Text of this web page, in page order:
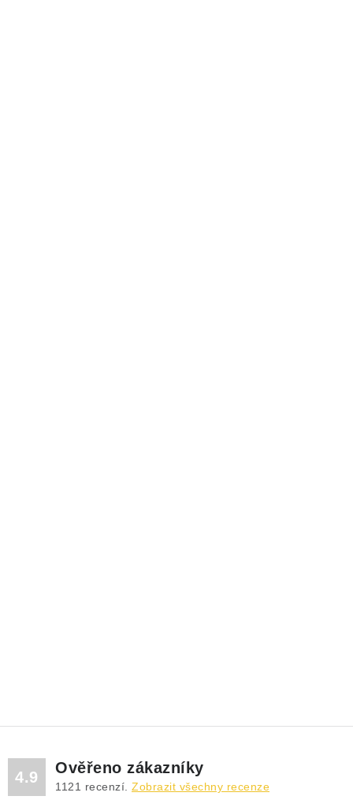
4.9
Ověřeno zákazníky
1121 recenzí. Zobrazit všechny recenze